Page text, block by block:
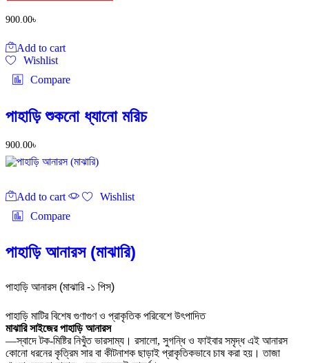
900.00৳
Add to cart
Wishlist
Compare
পাহাড়ি শুকনো ধ্যানো মরিচ
900.00৳
Add to cart
Wishlist
Compare
পাহাড়ি আনারস (মাঝারি)
পাহাড়ি আনারস (মাঝারি -১ পিস)
পাহাড়ি মাটির বিশেষ গুণাগুণ ও প্রাকৃতিক পরিবেশে উৎপাদিত
মাঝারি সাইজের পাহাড়ি আনারস
—স্বাদে টক-মিষ্টির নিখুঁত ভারসাম্য। রসালো, সুগন্ধি ও ফাইবার সমৃদ্ধ এই আনারস
কোনো ধরনের কৃত্রিম সার বা কীটনাশক ছাড়াই প্রাকৃতিকভাবে চাষ করা হয়। তাজা